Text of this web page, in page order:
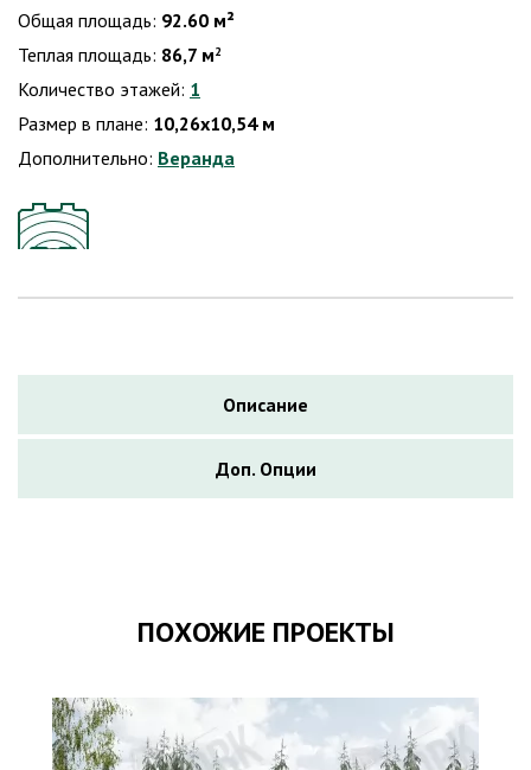
Общая площадь: 92.60 м²
Теплая площадь: 86,7 м2
Количество этажей: 1
Размер в плане: 10,26х10,54 м
Дополнительно: Веранда
Описание
Доп. Опции
ПОХОЖИЕ ПРОЕКТЫ